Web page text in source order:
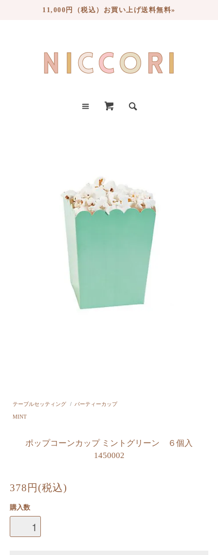
11,000円（税込）お買い上げ送料無料»
テーブルセッティング / パーティーカップ
MINT
ポップコーンカップ ミントグリーン ６個入
1450002
378円(税込)
購入数